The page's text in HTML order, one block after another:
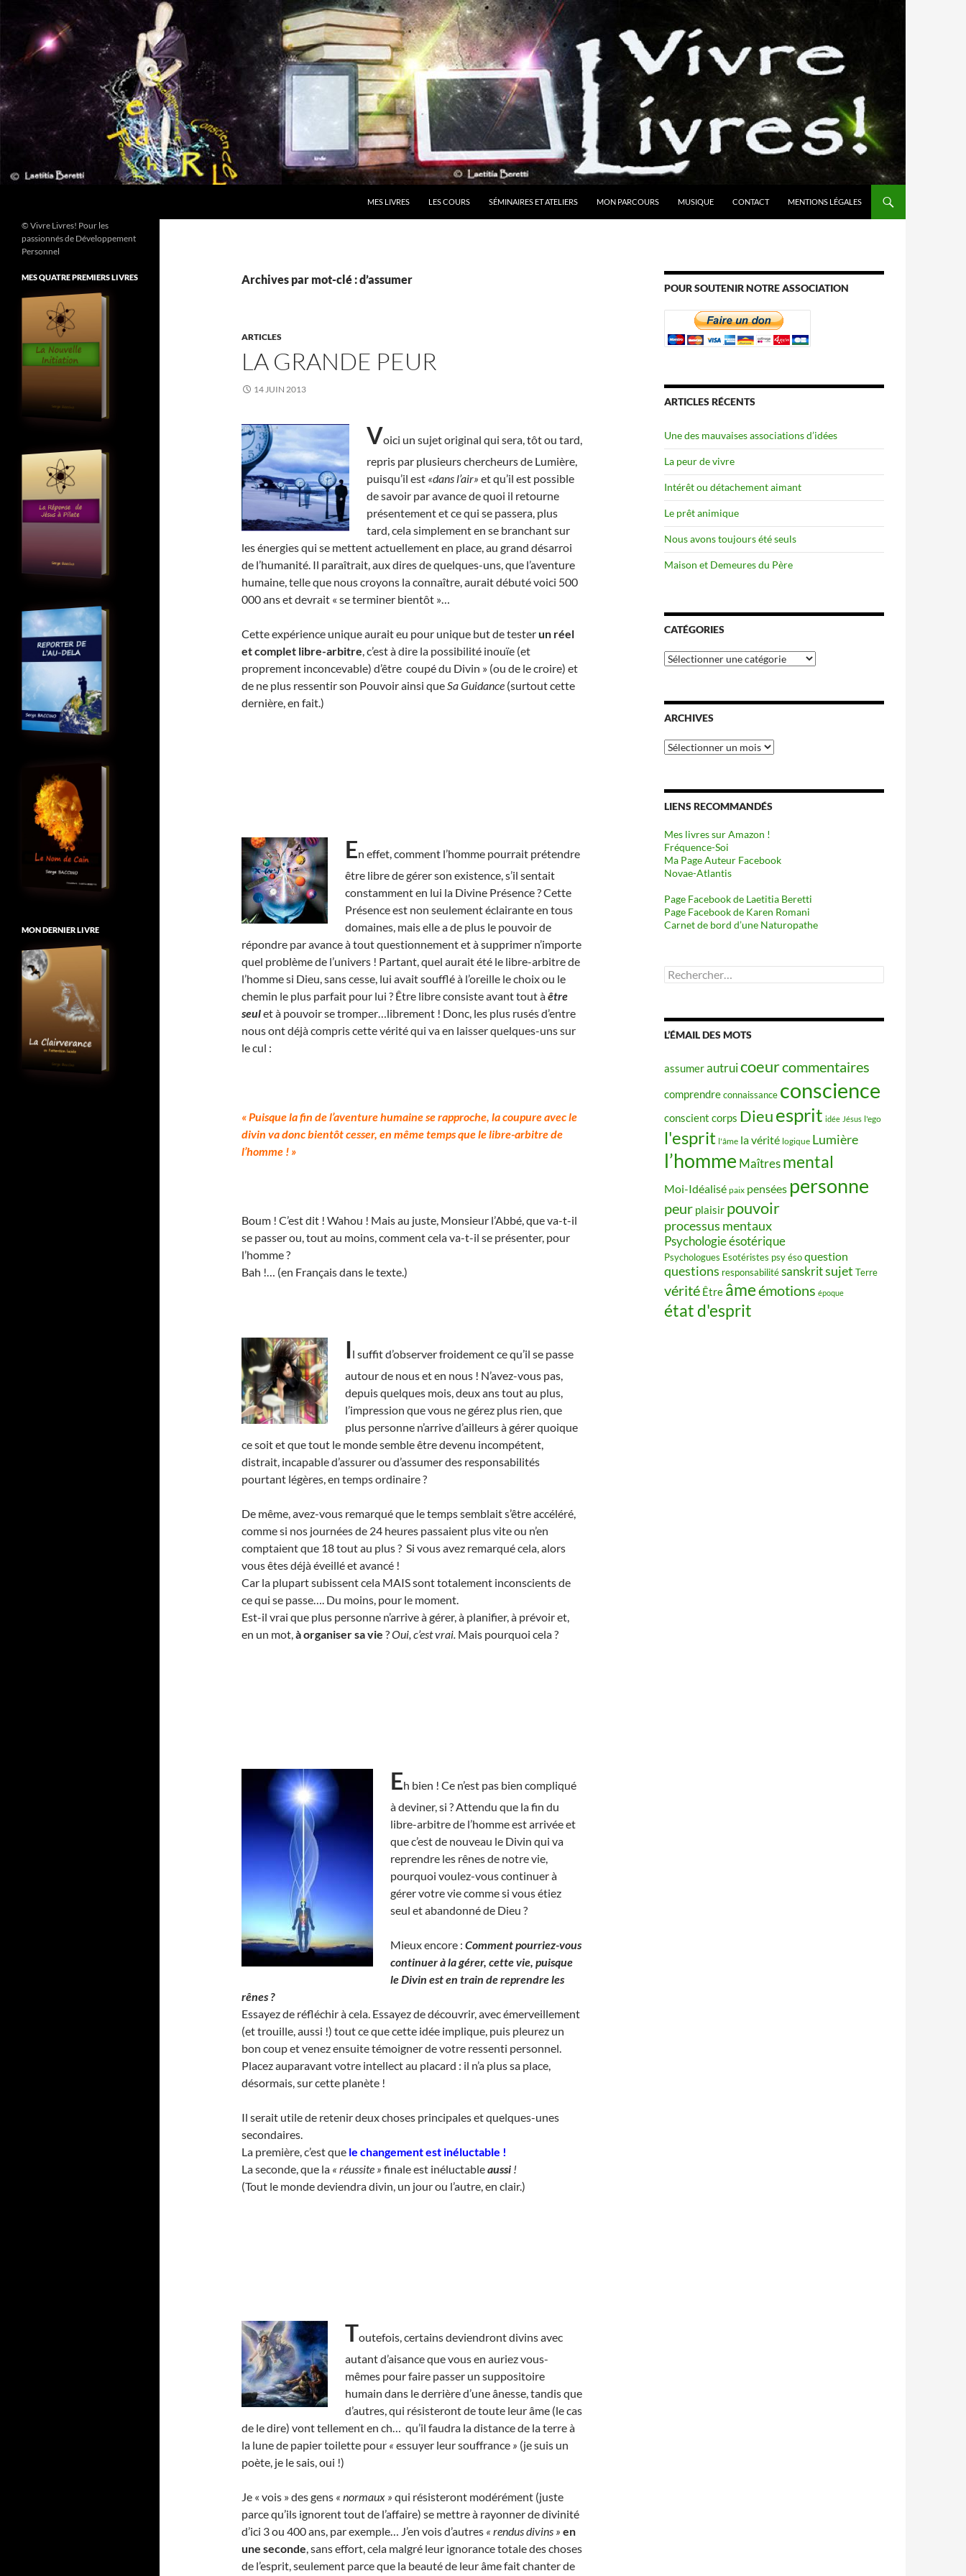
contenu
MES LIVRES LES COURS SÉMINAIRES ET ATELIERS MON PARCOURS MUSIQUE CONTACT MENTIONS LÉGALES
Archives par mot-clé : d’assumer
ARTICLES
LA GRANDE PEUR
14 JUIN 2013
Voici un sujet original qui sera, tôt ou tard,
repris par plusieurs chercheurs de Lumière,
puisqu’il est «dans l’air» et qu’il est possible
de savoir par avance de quoi il retourne
présentement et ce qui se passera, plus
tard, cela simplement en se branchant sur
les énergies qui se mettent actuellement en place, au grand désarroi
de l’humanité. Il paraîtrait, aux dires de quelques-uns, que l’aventure
humaine, telle que nous croyons la connaître, aurait débuté voici 500
000 ans et devrait « se terminer bientôt »…
Cette expérience unique aurait eu pour unique but de testerun réel
et complet libre-arbitre, c’est à dire la possibilité inouïe (et
proprement inconcevable) d’être coupé du Divin » (ou de le croire) et
de ne plus ressentir son Pouvoir ainsi queSa Guidance (surtout cette
dernière, en fait.)
En effet, comment l’homme pourrait prétendre
être libre de gérer son existence, s’il sentait
constamment en lui la Divine Présence ? Cette
Présence est non seulement éclairante en tous
domaines, mais elle a de plus le pouvoir de
répondre par avance à tout questionnement et à supprimer n’importe
quel problème de l’univers ! Partant, quel aurait été le libre-arbitre de
l’homme si Dieu, sans cesse, lui avait soufflé à l’oreille le choix ou le
chemin le plus parfait pour lui ? Être libre consiste avant tout àêtre
seulet à pouvoir se tromper…librement ! Donc, les plus rusés d’entre
nous ont déjà compris cette vérité qui va en laisser quelques-uns sur
le cul :
« Puisque la fin de l’aventure humaine se rapproche, la coupure avec le
divin va donc bientôt cesser, en même temps que le libre-arbitre de
l’homme ! »
Boum ! C’est dit ! Wahou ! Mais au juste, Monsieur l’Abbé, que va-t-il
se passer ou, tout au moins, comment cela va-t-il se présenter, pour
l’homme ?
Bah !… (en Français dans le texte.)
Il suffit d’observer froidement ce qu’il se passe
autour de nous et en nous ! N’avez-vous pas,
depuis quelques mois, deux ans tout au plus,
l’impression que vous ne gérez plus rien, que
plus personne n’arrive d’ailleurs à gérer quoique
ce soit et que tout le monde semble être devenu incompétent,
distrait, incapable d’assurer ou d’assumer des responsabilités
pourtant légères, en temps ordinaire ?
De même, avez-vous remarqué que le temps semblait s’être accéléré,
comme si nos journées de 24 heures passaient plus vite ou n’en
comptaient que 18 tout au plus ? Si vous avez remarqué cela, alors
vous êtes déjà éveillé et avancé !
Car la plupart subissent cela MAIS sont totalement inconscients de
ce qui se passe…. Du moins, pour le moment.
Est-il vrai que plus personne n’arrive à gérer, à planifier, à prévoir et,
en un mot,à organiser sa vie ?Oui, c’est vrai. Mais pourquoi cela ?
Eh bien ! Ce n’est pas bien compliqué
à deviner, si ? Attendu que la fin du
libre-arbitre de l’homme est arrivée et
que c’est de nouveau le Divin qui va
reprendre les rênes de notre vie,
pourquoi voulez-vous continuer à
gérer votre vie comme si vous étiez
seul et abandonné de Dieu ?
Mieux encore : Comment pourriez-vous
continuer à la gérer, cette vie, puisque
le Divin est en train de reprendre les
rênes ?
Essayez de réfléchir à cela. Essayez de découvrir, avec émerveillement
(et trouille, aussi !) tout ce que cette idée implique, puis pleurez un
bon coup et venez ensuite témoigner de votre ressenti personnel.
Placez auparavant votre intellect au placard : il n’a plus sa place,
désormais, sur cette planète !
Il serait utile de retenir deux choses principales et quelques-unes
secondaires.
La première, c’est que le changement est inéluctable !
La seconde, que la « réussite » finale est inéluctableaussi !
(Tout le monde deviendra divin, un jour ou l’autre, en clair.)
Toutefois, certains deviendront divins avec
autant d’aisance que vous en auriez vous-
mêmes pour faire passer un suppositoire
humain dans le derrière d’une ânesse, tandis que
d’autres, qui résisteront de toute leur âme (le cas
de le dire) vont tellement en ch… qu’il faudra la distance de la terre à
la lune de papier toilette pour « essuyer leur souffrance » (je suis un
poète, je le sais, oui !)
Je « vois » des gens « normaux » qui résisteront modérément (juste
parce qu’ils ignorent tout de l’affaire) se mettre à rayonner de divinité
d’ici 3 ou 400 ans, par exemple… J’en vois d’autres « rendus divins » en
une seconde, sans effort, cela malgré leur ignorance totale des choses
de l’esprit, seulement parce que la beauté de leur âme fait chanter de
POUR SOUTENIR NOTRE ASSOCIATION
ARTICLES RÉCENTS
Une des mauvaises associations d’idées
La peur de vivre
Intérêt ou détachement aimant
Le prêt animique
Nous avons toujours été seuls
Maison et Demeures du Père
CATÉGORIES
Catégories
ARCHIVES
Archives
LIENS RECOMMANDÉS
Mes livres sur Amazon !
Fréquence-Soi
Ma Page Auteur Facebook
Novae-Atlantis
Page Facebook de Laetitia Beretti
Page Facebook de Karen Romani
Carnet de bord d’une Naturopathe
Rechercher :
L’ÉMAIL DES MOTS
assumerautruicoeurcommentaires
comprendreconnaissance conscience
conscient corps Dieuesprit idée Jésus l'ego
l'esprit l'âme la vérité logique Lumière
l’homme Maîtres mental
Moi-Idéalisé paix pensées personne
peur plaisir pouvoir
processus mentaux
Psychologie ésotérique
Psychologues Esotéristes psy ésoquestion
questions responsabilitésanskritsujet Terre
vérité Être âmeémotions époque
état d'esprit
© Vivre Livres! Pour les
passionnés de Développement
Personnel
MES QUATRE PREMIERS LIVRES
MON DERNIER LIVRE